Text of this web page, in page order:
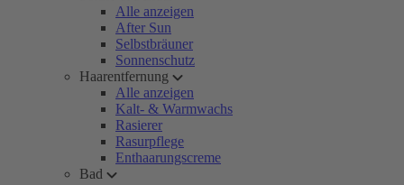
Alle anzeigen
After Sun
Selbstbräuner
Sonnenschutz
Haarentfernung
Alle anzeigen
Kalt- & Warmwachs
Rasierer
Rasurpflege
Enthaarungscreme
Bad